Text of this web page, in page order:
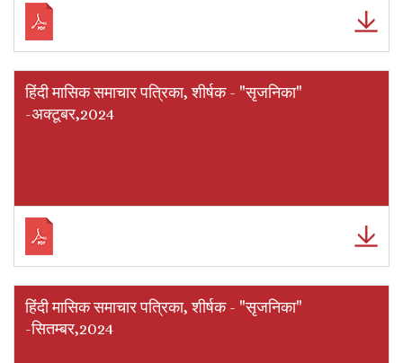
हिंदी मासिक समाचार पत्रिका, शीर्षक - "सृजनिका"
-अक्टूबर,2024
हिंदी मासिक समाचार पत्रिका, शीर्षक - "सृजनिका"
-सितम्बर,2024